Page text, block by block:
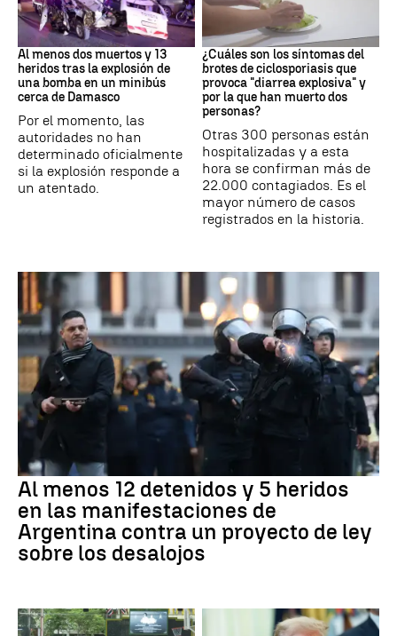
SIRIA
Al menos dos muertos y 13
heridos tras la explosión de
una bomba en un minibús
cerca de Damasco
Por el momento, las
autoridades no han
determinado oficialmente
si la explosión responde a
un atentado.
Brote
¿Cuáles son los síntomas del
brotes de ciclosporiasis que
provoca "diarrea explosiva" y
por la que han muerto dos
personas?
Otras 300 personas están
hospitalizadas y a esta
hora se confirman más de
22.000 contagiados. Es el
mayor número de casos
registrados en la historia.
Al menos 12 detenidos y 5 heridos
en las manifestaciones de
Argentina contra un proyecto de ley
sobre los desalojos